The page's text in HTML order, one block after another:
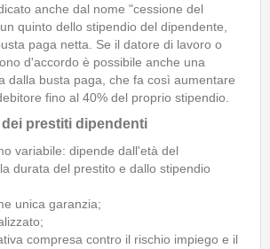
anche dal nome "cessione del
quinto dello stipendio del dipendente,
paga netta. Se il datore di lavoro o
d'accordo è possibile anche una
dalla busta paga, che fa così aumentare
fino al 40% del proprio stipendio.
prestiti dipendenti
variabile: dipende dall'età del
durata del prestito e dallo stipendio
unica garanzia;
compresa contro il rischio impiego e il